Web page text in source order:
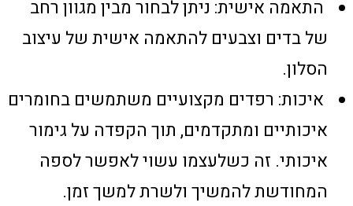
התאמה אישית: ניתן לבחור מבין מגוון רחב
של בדים וצבעים להתאמה אישית של עיצוב
הסלון.
איכות: רפדים מקצועיים משתמשים בחומרים
איכותיים ומתקדמים, תוך הקפדה על גימור
איכותי. זה כשלעצמו עשוי לאפשר לספה
המחודשת להמשיך ולשרת למשך זמן.